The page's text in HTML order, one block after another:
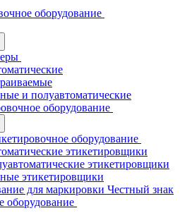
оборудование
и полуавтоматические
оборудование
оборудование
этикетировщики
этикетировщики
этикетировщики
для маркировки Честный знак
оборудование